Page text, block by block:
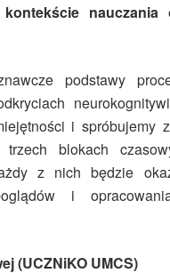
nauczania
podstawy
i spróbujemy
blokach
z nich będzie
i
(UCZNiKO UMCS)